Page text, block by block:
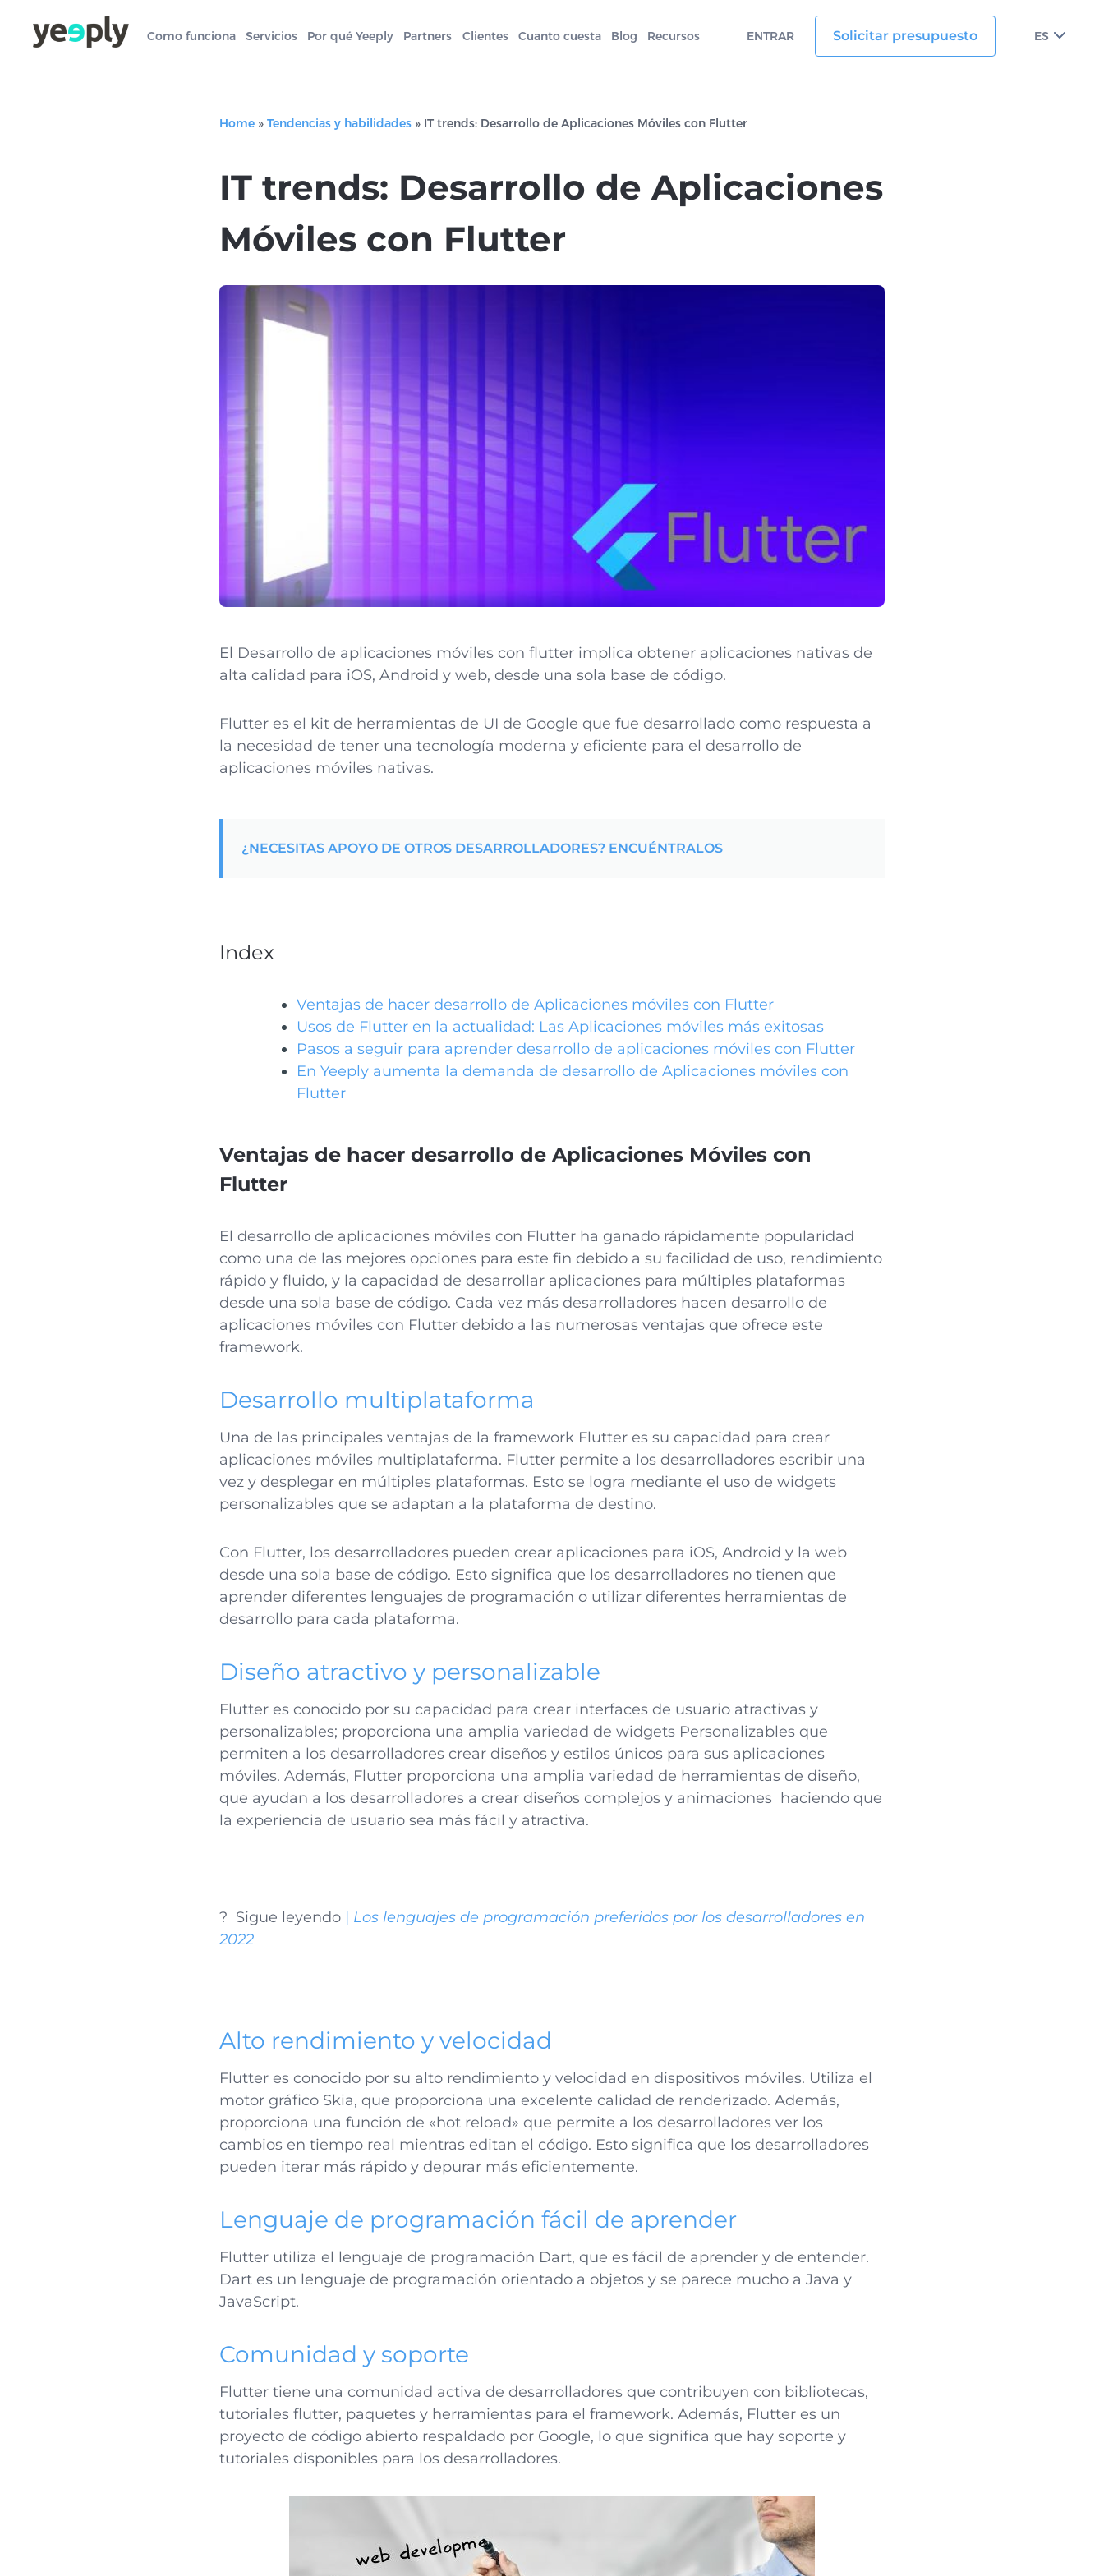
Como funciona Servicios Por qué Yeeply Partners Clientes Cuanto cuesta Blog Recursos ENTRAR Solicitar presupuesto ES
Home » Tendencias y habilidades » IT trends: Desarrollo de Aplicaciones Móviles con Flutter
IT trends: Desarrollo de Aplicaciones
Móviles con Flutter
El Desarrollo de aplicaciones móviles con flutter implica obtener aplicaciones nativas de
alta calidad para iOS, Android y web, desde una sola base de código.
Flutter es el kit de herramientas de UI de Google que fue desarrollado como respuesta a
la necesidad de tener una tecnología moderna y eficiente para el desarrollo de
aplicaciones móviles nativas.
¿NECESITAS APOYO DE OTROS DESARROLLADORES? ENCUÉNTRALOS
Index
Ventajas de hacer desarrollo de Aplicaciones móviles con Flutter
Usos de Flutter en la actualidad: Las Aplicaciones móviles más exitosas
Pasos a seguir para aprender desarrollo de aplicaciones móviles con Flutter
En Yeeply aumenta la demanda de desarrollo de Aplicaciones móviles con
Flutter
Ventajas de hacer desarrollo de Aplicaciones Móviles con
Flutter
El desarrollo de aplicaciones móviles con Flutter ha ganado rápidamente popularidad
como una de las mejores opciones para este fin debido a su facilidad de uso, rendimiento
rápido y fluido, y la capacidad de desarrollar aplicaciones para múltiples plataformas
desde una sola base de código. Cada vez más desarrolladores hacen desarrollo de
aplicaciones móviles con Flutter debido a las numerosas ventajas que ofrece este
framework.
Desarrollo multiplataforma
Una de las principales ventajas de la framework Flutter es su capacidad para crear
aplicaciones móviles multiplataforma. Flutter permite a los desarrolladores escribir una
vez y desplegar en múltiples plataformas. Esto se logra mediante el uso de widgets
personalizables que se adaptan a la plataforma de destino.
Con Flutter, los desarrolladores pueden crear aplicaciones para iOS, Android y la web
desde una sola base de código. Esto significa que los desarrolladores no tienen que
aprender diferentes lenguajes de programación o utilizar diferentes herramientas de
desarrollo para cada plataforma.
Diseño atractivo y personalizable
Flutter es conocido por su capacidad para crear interfaces de usuario atractivas y
personalizables; proporciona una amplia variedad de widgets Personalizables que
permiten a los desarrolladores crear diseños y estilos únicos para sus aplicaciones
móviles. Además, Flutter proporciona una amplia variedad de herramientas de diseño,
que ayudan a los desarrolladores a crear diseños complejos y animaciones haciendo que
la experiencia de usuario sea más fácil y atractiva.
? Sigue leyendo | Los lenguajes de programación preferidos por los desarrolladores en
2022
Alto rendimiento y velocidad
Flutter es conocido por su alto rendimiento y velocidad en dispositivos móviles. Utiliza el
motor gráfico Skia, que proporciona una excelente calidad de renderizado. Además,
proporciona una función de «hot reload» que permite a los desarrolladores ver los
cambios en tiempo real mientras editan el código. Esto significa que los desarrolladores
pueden iterar más rápido y depurar más eficientemente.
Lenguaje de programación fácil de aprender
Flutter utiliza el lenguaje de programación Dart, que es fácil de aprender y de entender.
Dart es un lenguaje de programación orientado a objetos y se parece mucho a Java y
JavaScript.
Comunidad y soporte
Flutter tiene una comunidad activa de desarrolladores que contribuyen con bibliotecas,
tutoriales flutter, paquetes y herramientas para el framework. Además, Flutter es un
proyecto de código abierto respaldado por Google, lo que significa que hay soporte y
tutoriales disponibles para los desarrolladores.